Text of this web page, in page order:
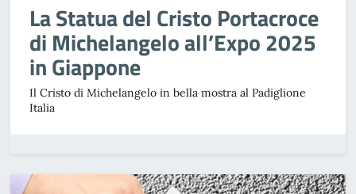
La Statua del Cristo Portacroce
di Michelangelo all’Expo 2025
in Giappone
Il Cristo di Michelangelo in bella mostra al Padiglione
Italia